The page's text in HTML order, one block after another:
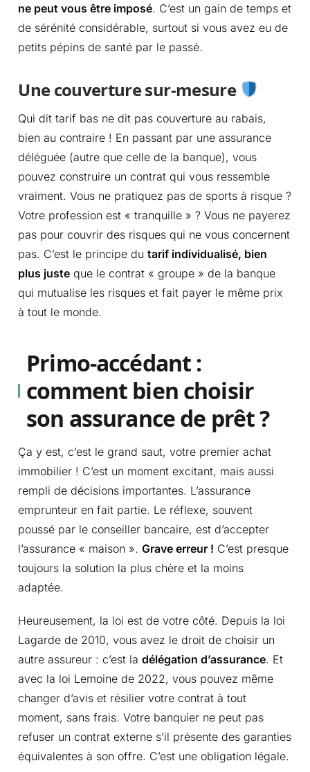
ne peut vous être imposé. C’est un gain de temps et
de sérénité considérable, surtout si vous avez eu de
petits pépins de santé par le passé.
Une couverture sur-mesure
Qui dit tarif bas ne dit pas couverture au rabais,
bien au contraire ! En passant par une assurance
déléguée (autre que celle de la banque), vous
pouvez construire un contrat qui vous ressemble
vraiment. Vous ne pratiquez pas de sports à risque ?
Votre profession est « tranquille » ? Vous ne payerez
pas pour couvrir des risques qui ne vous concernent
pas. C’est le principe dutarif individualisé, bien
plus juste que le contrat « groupe » de la banque
qui mutualise les risques et fait payer le même prix
à tout le monde.
Primo-accédant :
comment bien choisir
son assurance de prêt ?
Ça y est, c’est le grand saut, votre premier achat
immobilier ! C’est un moment excitant, mais aussi
rempli de décisions importantes. L’assurance
emprunteur en fait partie. Le réflexe, souvent
poussé par le conseiller bancaire, est d’accepter
l’assurance « maison ».Grave erreur ! C’est presque
toujours la solution la plus chère et la moins
adaptée.
Heureusement, la loi est de votre côté. Depuis la loi
Lagarde de 2010, vous avez le droit de choisir un
autre assureur : c’est ladélégation d’assurance. Et
avec la loi Lemoine de 2022, vous pouvez même
changer d’avis et résilier votre contrat à tout
moment, sans frais. Votre banquier ne peut pas
refuser un contrat externe s’il présente des garanties
équivalentes à son offre. C’est une obligation légale.